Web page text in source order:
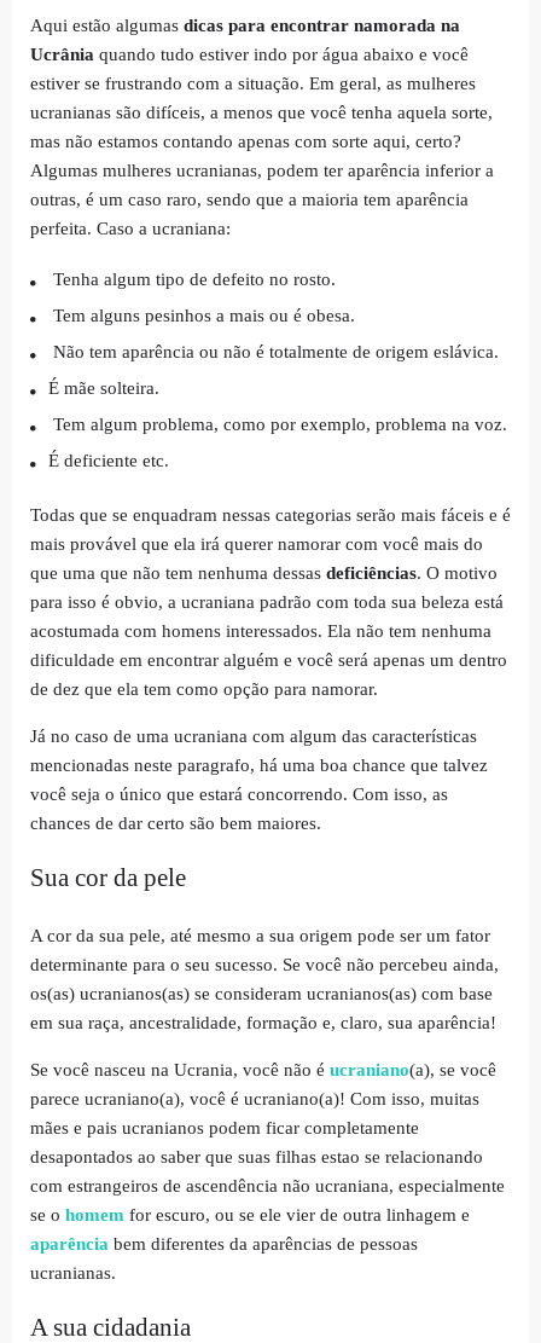
Aqui estão algumas dicas para encontrar namorada na
Ucrânia quando tudo estiver indo por água abaixo e você
estiver se frustrando com a situação. Em geral, as mulheres
ucranianas são difíceis, a menos que você tenha aquela sorte,
mas não estamos contando apenas com sorte aqui, certo?
Algumas mulheres ucranianas, podem ter aparência inferior a
outras, é um caso raro, sendo que a maioria tem aparência
perfeita. Caso a ucraniana:
Tenha algum tipo de defeito no rosto.
Tem alguns pesinhos a mais ou é obesa.
Não tem aparência ou não é totalmente de origem eslávica.
É mãe solteira.
Tem algum problema, como por exemplo, problema na voz.
É deficiente etc.
Todas que se enquadram nessas categorias serão mais fáceis e é
mais provável que ela irá querer namorar com você mais do
que uma que não tem nenhuma dessas deficiências. O motivo
para isso é obvio, a ucraniana padrão com toda sua beleza está
acostumada com homens interessados. Ela não tem nenhuma
dificuldade em encontrar alguém e você será apenas um dentro
de dez que ela tem como opção para namorar.
Já no caso de uma ucraniana com algum das características
mencionadas neste paragrafo, há uma boa chance que talvez
você seja o único que estará concorrendo. Com isso, as
chances de dar certo são bem maiores.
Sua cor da pele
A cor da sua pele, até mesmo a sua origem pode ser um fator
determinante para o seu sucesso. Se você não percebeu ainda,
os(as) ucranianos(as) se consideram ucranianos(as) com base
em sua raça, ancestralidade, formação e, claro, sua aparência!
Se você nasceu na Ucrania, você não é ucraniano(a), se você
parece ucraniano(a), você é ucraniano(a)! Com isso, muitas
mães e pais ucranianos podem ficar completamente
desapontados ao saber que suas filhas estao se relacionando
com estrangeiros de ascendência não ucraniana, especialmente
se o homem for escuro, ou se ele vier de outra linhagem e
aparência bem diferentes da aparências de pessoas
ucranianas.
A sua cidadania